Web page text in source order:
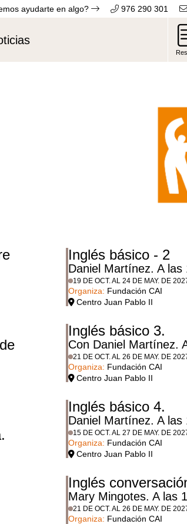
ayudarte en algo? 976 290 301
Inglés básico - 2
Daniel Martínez. A las
19 DE OCT. AL 24 DE MAY. DE
Organiza: Fundación CAI
Centro Juan Pablo II
Inglés básico 3.
Con Daniel Martínez.
21 DE OCT. AL 26 DE MAY. DE
Organiza: Fundación CAI
Centro Juan Pablo II
Inglés básico 4.
Daniel Martínez. A las
15 DE OCT. AL 27 DE MAY. DE
Organiza: Fundación CAI
Centro Juan Pablo II
Inglés
Mary Mingotes. A las
21 DE OCT. AL 26 DE MAY. DE
Organiza: Fundación CAI